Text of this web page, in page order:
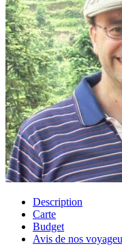
Description
Carte
Budget
Avis de nos